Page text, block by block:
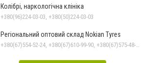
Колібрі, наркологічна клініка
+380(96)224-03-03, +380(50)224-03-03
Регіональний оптовий склад Nokian Tyres